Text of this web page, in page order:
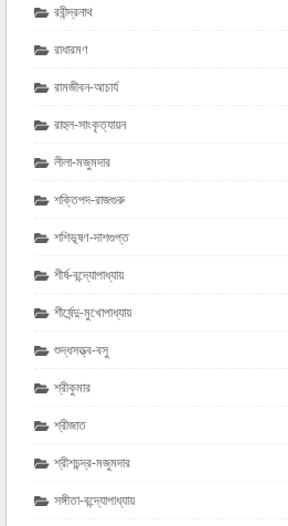
রবীন্দ্রনাথ
রাধারমণ
রামজীবন-আচার্য
রাহুল-সাংকৃত্যায়ন
লীলা-মজুমদার
শক্তিপদ-রাজগুরু
শশিভূষণ-দাশগুপ্ত
শীর্ষ-বন্দ্যোপাধ্যায়
শীর্ষেন্দু-মুখোপাধ্যায়
শুদ্ধসত্ত্ব-বসু
শ্রীকুমার
শ্রীজাত
শ্রীশচন্দ্র-মজুমদার
সঙ্গীতা-বন্দ্যোপাধ্যায়